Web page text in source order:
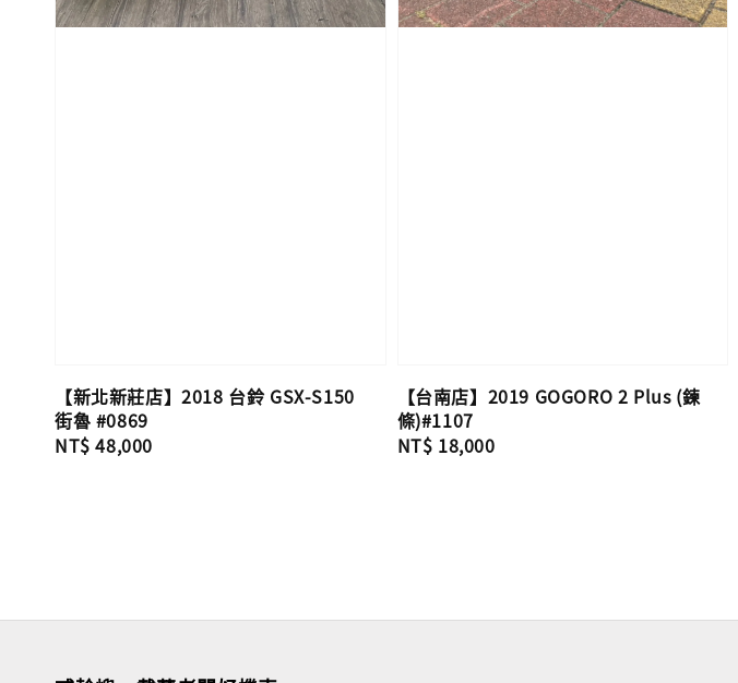
【新北新莊店】2018 台鈴 GSX-S150
街魯 #0869
Regular
NT$ 48,000
【台南店】2019 GOGORO 2 Plus (鍊
條)#1107
Regular
NT$ 18,000